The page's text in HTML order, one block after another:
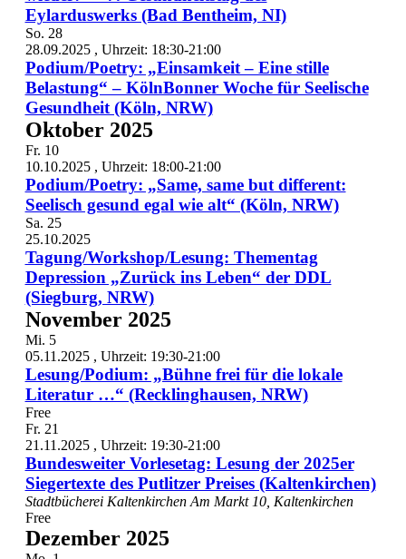
Eylarduswerks (Bad Bentheim, NI)
So. 28
28.09.2025 , Uhrzeit: 18:30-21:00
Podium/Poetry: „Einsamkeit – Eine stille
Belastung“ – KölnBonner Woche für Seelische
Gesundheit (Köln, NRW)
Oktober 2025
Fr. 10
10.10.2025 , Uhrzeit: 18:00-21:00
Podium/Poetry: „Same, same but different:
Seelisch gesund egal wie alt“ (Köln, NRW)
Sa. 25
25.10.2025
Tagung/Workshop/Lesung: Thementag
Depression „Zurück ins Leben“ der DDL
(Siegburg, NRW)
November 2025
Mi. 5
05.11.2025 , Uhrzeit: 19:30-21:00
Lesung/Podium: „Bühne frei für die lokale
Literatur …“ (Recklinghausen, NRW)
Free
Fr. 21
21.11.2025 , Uhrzeit: 19:30-21:00
Bundesweiter Vorlesetag: Lesung der 2025er
Siegertexte des Putlitzer Preises (Kaltenkirchen)
Stadtbücherei Kaltenkirchen Am Markt 10, Kaltenkirchen
Free
Dezember 2025